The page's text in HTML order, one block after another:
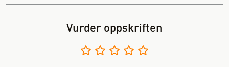
Vurder oppskriften